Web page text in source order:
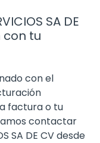
SA DE
tu
con el
la factura o tu
contactar
SA DE CV desde